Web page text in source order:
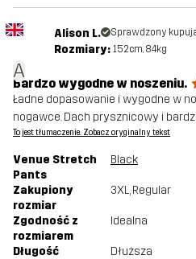
A
Alison L. Sprawdzony
Rozmiary: 152cm, 84kg
Bardzo wygodne w noszeniu.
Ładne dopasowanie i wygodne w
nogawce. Dach prysznicowy i
To jest tłumaczenie. Zobacz oryginalny tekst
Venue Stretch
Pants
Black
Zakupiony
rozmiar
3XL, Regular
Zgodność z
rozmiarem
Idealna
Długość Dłuższa